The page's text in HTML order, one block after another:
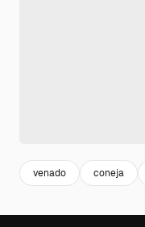
venado coneja